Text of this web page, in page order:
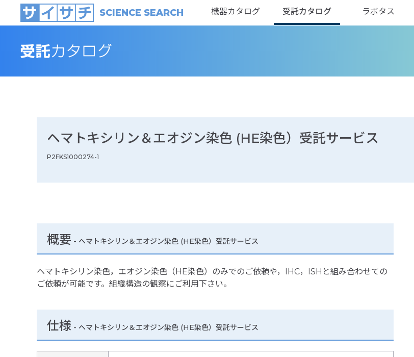
SCIENCE SEARCH 機器カタログ 受託カタログ ラボタス
ヘマトキシリン＆エオジン染色 (HE染色）受託サービス
P2FKS1000274-1
概要 - ヘマトキシリン＆エオジン染色 (HE染色）受託サービス
ヘマトキシリン染色，エオジン染色（HE染色）のみでのご依頼や，IHC，ISHと組み合わせての
ご依頼が可能です。組織構造の観察にご利用下さい。
仕様 - ヘマトキシリン＆エオジン染色 (HE染色）受託サービス